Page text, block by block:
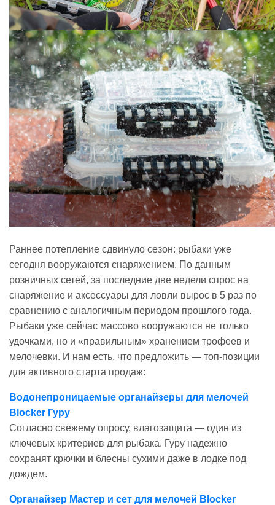
Раннее потепление сдвинуло сезон: рыбаки уже
сегодня вооружаются снаряжением. По данным
розничных сетей, за последние две недели спрос на
снаряжение и аксессуары для ловли вырос в 5 раз по
сравнению с аналогичным периодом прошлого года.
Рыбаки уже сейчас массово вооружаются не только
удочками, но и «правильным» хранением трофеев и
мелочевки. И нам есть, что предложить — топ-позиции
для активного старта продаж:
Водонепроницаемые органайзеры для мелочей
Blocker Гуру
Согласно свежему опросу, влагозащита — один из
ключевых критериев для рыбака. Гуру надежно
сохранят крючки и блесны сухими даже в лодке под
дождем.
Органайзер Мастер и сет для мелочей Blocker